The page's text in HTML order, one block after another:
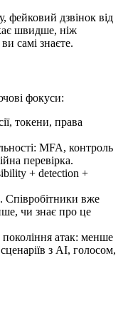
фейковий дзвінок від
швидше, ніж
самі знаєте.
фокуси:
токени, права
MFA, контроль
перевірка.
+ detection +
вже
чи знає про це
атак: менше
з AI, голосом,